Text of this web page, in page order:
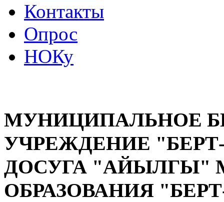
Контакты
Опрос
НОКу
МУНИЦИПАЛЬНОЕ
УЧРЕЖДЕНИЕ
ДОСУГА "АЙЫЛГЫ"
ОБРАЗОВАНИЯ